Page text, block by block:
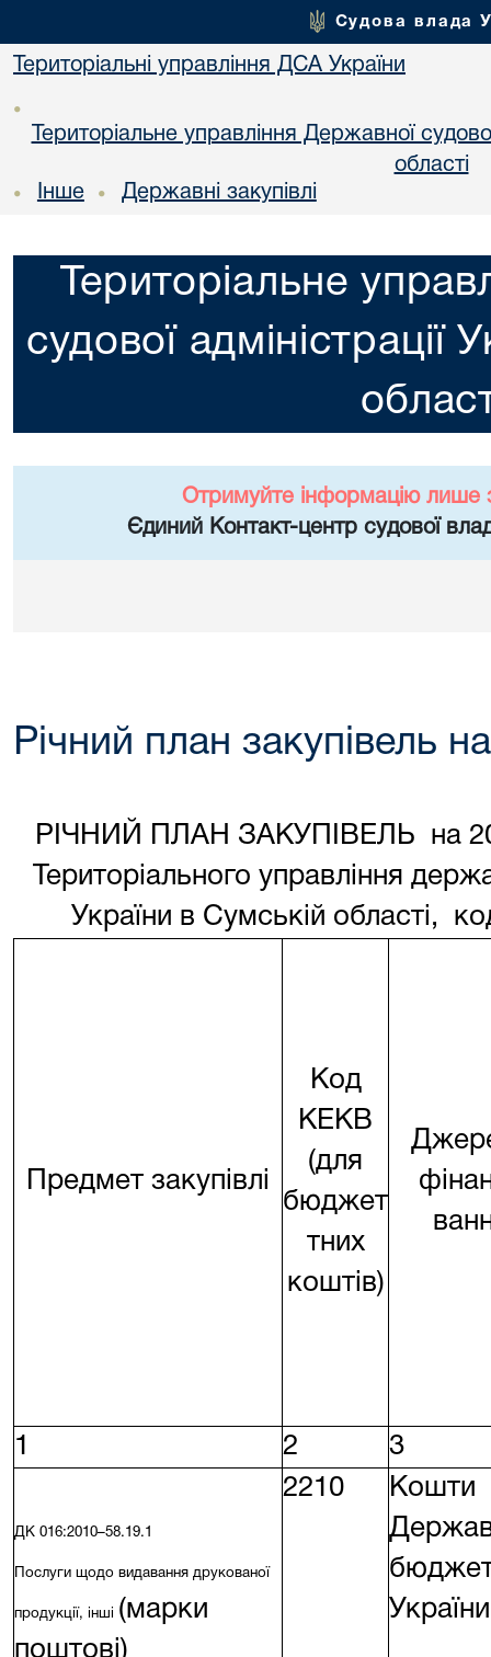
Судова влада
Територіальні управління ДСА України
•
Територіальне управління Державної
областi
• Інше • Державні закупівлі
Територіальне
судової адміністрації
Отримуйте інформацію лише
Єдиний Контакт-центр судової
Річний план закупівель
РІЧНИЙ ПЛАН ЗАКУПІВЕЛЬ на
Територіального управління
України в Сумській області,
Предмет закупівлі
Код
КЕКВ
(для
бюджет
тних
коштів)
1 2 3
ДК 016:2010–58.19.1
Послуги щодо видавання друкованої
продукції, інші (марки
поштові)
2210
Кошти
України